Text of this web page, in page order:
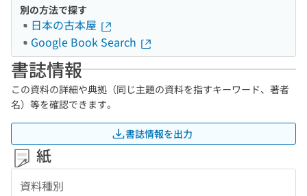
別の方法で探す
日本の古本屋
Google Book Search
書誌情報
この資料の詳細や典拠（同じ主題の資料を指すキーワード、著者
名）等を確認できます。
書誌情報を出力
紙
資料種別